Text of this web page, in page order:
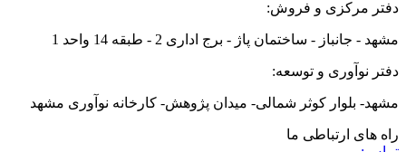
دفتر مرکزی و فروش:
مشهد - جانباز - ساختمان پاژ - برج اداری 2 - طبقه 14 واحد 1
دفتر نوآوری و توسعه:
مشهد- بلوار کوثر شمالی- میدان پژوهش- کارخانه نوآوری مشهد
راه های ارتباطی ما